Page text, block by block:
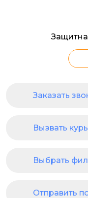
Заказать
Вызвать
Выбрать
Отправить